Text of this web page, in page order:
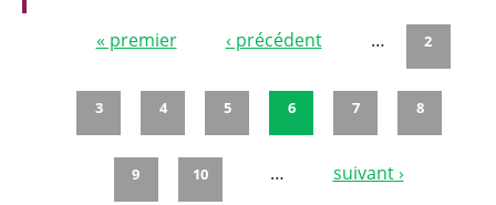
Pages
« premier ‹ précédent … 2
3 4 5 6 7 8
9 10 … suivant ›